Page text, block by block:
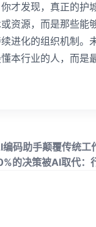
才发现，真正的护
资源，而是那些能
进化的组织机制。
本行业的人，而是